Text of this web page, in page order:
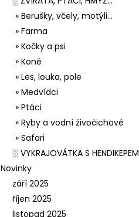
» Berušky, včely, motýli...
» Farma
» Kočky a psi
» Koně
» Les, louka, pole
» Medvídci
» Ptáci
» Ryby a vodní živočichové
» Safari
░ VYKRAJOVÁTKA S HENDIKEPEM
Novinky
září 2025
říjen 2025
listopad 2025